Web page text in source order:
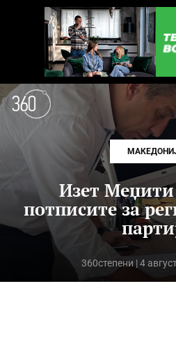
Изет Меџити
потписите за
360степени | 4